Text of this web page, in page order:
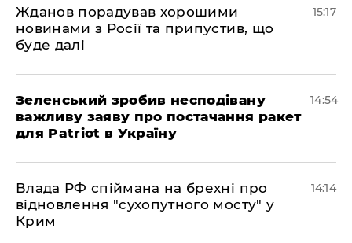
Жданов порадував хорошими
новинами з Росії та припустив, що
буде далі
15:17
Зеленський зробив несподівану
важливу заяву про постачання ракет
для Patriot в Україну
14:54
Влада РФ спіймана на брехні про
відновлення "сухопутного мосту" у
Крим
14:14